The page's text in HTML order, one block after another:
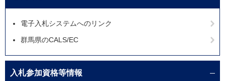
電子入札システムへのリンク
群馬県のCALS/EC
入札参加資格等情報